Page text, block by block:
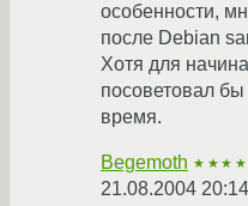
особенности,
после Debian
Хотя для
посоветовал бы
время.
Begemoth
21.08.2004